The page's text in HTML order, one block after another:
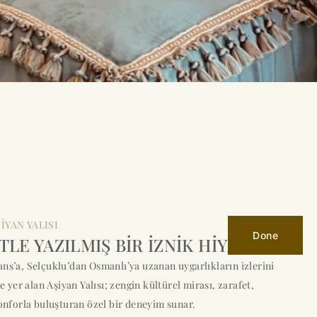
Done
YALISI
YAZILMIŞ BİR İZNİK HİYAKESİ
Selçuklu’dan Osmanlı’ya uzanan uygarlıkların izlerini
yer alan Aşiyan Yalısı; zengin kültürel mirası, zarafet,
buluşturan özel bir deneyim sunar.